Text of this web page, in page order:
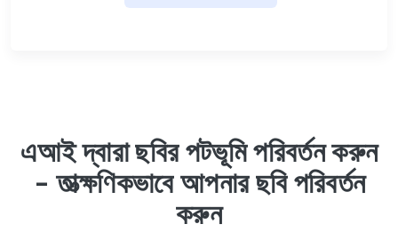
এআই দ্বারা ছবির পটভূমি পরিবর্তন করুন
- তাত্ক্ষণিকভাবে আপনার ছবি পরিবর্তন
করুন